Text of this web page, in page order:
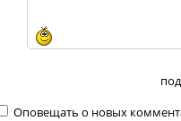
Оповещать о новых